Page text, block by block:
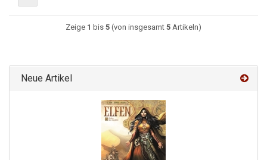
Zeige 1 bis 5 (von insgesamt 5 Artikeln)
Neue Artikel